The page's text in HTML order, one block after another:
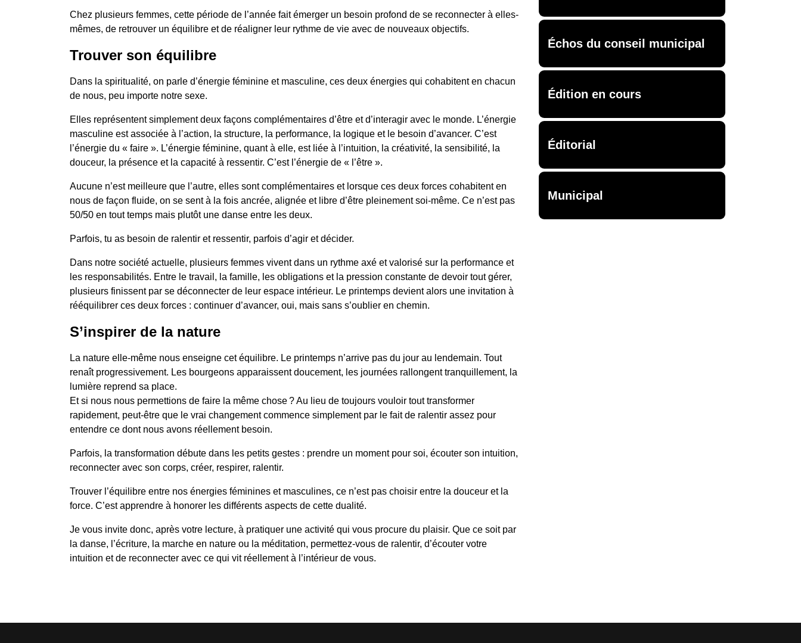
Chez plusieurs femmes, cette période de l’année fait émerger un besoin profond de se reconnecter à elles-
mêmes, de retrouver un équilibre et de réaligner leur rythme de vie avec de nouveaux objectifs.
Trouver son équilibre
Dans la spiritualité, on parle d’énergie féminine et masculine, ces deux énergies qui cohabitent en chacun
de nous, peu importe notre sexe.
Elles représentent simplement deux façons complémentaires d’être et d’interagir avec le monde. L’énergie
masculine est associée à l’action, la structure, la performance, la logique et le besoin d’avancer. C’est
l’énergie du « faire ». L’énergie féminine, quant à elle, est liée à l’intuition, la créativité, la sensibilité, la
douceur, la présence et la capacité à ressentir. C’est l’énergie de « l’être ».
Aucune n’est meilleure que l’autre, elles sont complémentaires et lorsque ces deux forces cohabitent en
nous de façon fluide, on se sent à la fois ancrée, alignée et libre d’être pleinement soi-même. Ce n’est pas
50/50 en tout temps mais plutôt une danse entre les deux.
Parfois, tu as besoin de ralentir et ressentir, parfois d’agir et décider.
Dans notre société actuelle, plusieurs femmes vivent dans un rythme axé et valorisé sur la performance et
les responsabilités. Entre le travail, la famille, les obligations et la pression constante de devoir tout gérer,
plusieurs finissent par se déconnecter de leur espace intérieur. Le printemps devient alors une invitation à
rééquilibrer ces deux forces : continuer d’avancer, oui, mais sans s’oublier en chemin.
S’inspirer de la nature
La nature elle-même nous enseigne cet équilibre. Le printemps n’arrive pas du jour au lendemain. Tout
renaît progressivement. Les bourgeons apparaissent doucement, les journées rallongent tranquillement, la
lumière reprend sa place.
Et si nous nous permettions de faire la même chose ? Au lieu de toujours vouloir tout transformer
rapidement, peut-être que le vrai changement commence simplement par le fait de ralentir assez pour
entendre ce dont nous avons réellement besoin.
Parfois, la transformation débute dans les petits gestes : prendre un moment pour soi, écouter son intuition,
reconnecter avec son corps, créer, respirer, ralentir.
Trouver l’équilibre entre nos énergies féminines et masculines, ce n’est pas choisir entre la douceur et la
force. C’est apprendre à honorer les différents aspects de cette dualité.
Je vous invite donc, après votre lecture, à pratiquer une activité qui vous procure du plaisir. Que ce soit par
la danse, l’écriture, la marche en nature ou la méditation, permettez-vous de ralentir, d’écouter votre
intuition et de reconnecter avec ce qui vit réellement à l’intérieur de vous.
Échos du conseil municipal
Édition en cours
Éditorial
Municipal